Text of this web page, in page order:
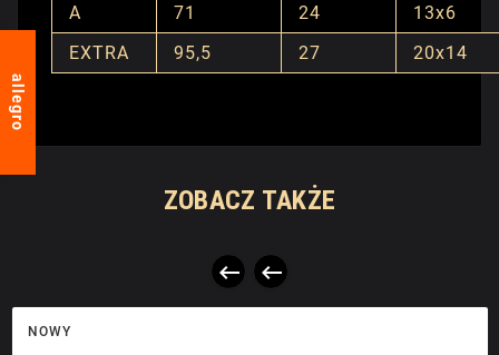
A
71 24
13x6
EXTRA
95,5 27 20x14
ZOBACZ TAKŻE
 
NOWY
allegro